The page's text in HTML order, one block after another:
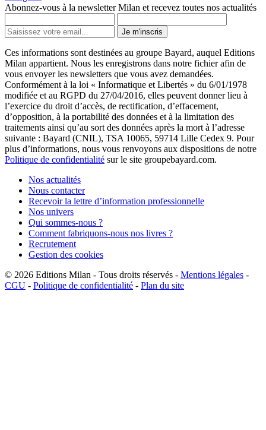
Abonnez-vous à la newsletter Milan et recevez toutes nos actualités
Je m'inscris
Ces informations sont destinées au groupe Bayard, auquel Editions
Milan appartient. Nous les enregistrons dans notre fichier afin de
vous envoyer les newsletters que vous avez demandées.
Conformément à la loi « Informatique et Libertés » du 6/01/1978
modifiée et au RGPD du 27/04/2016, elles peuvent donner lieu à
l’exercice du droit d’accès, de rectification, d’effacement,
d’opposition, à la portabilité des données et à la limitation des
traitements ainsi qu’au sort des données après la mort à l’adresse
suivante : Bayard (CNIL), TSA 10065, 59714 Lille Cedex 9. Pour
plus d’informations, nous vous renvoyons aux dispositions de notre
Politique de confidentialité sur le site groupebayard.com.
Nos actualités
Nous contacter
Recevoir la lettre d’information professionnelle
Nos univers
Qui sommes-nous ?
Comment fabriquons-nous nos livres ?
Recrutement
Gestion des cookies
© 2026 Editions Milan - Tous droits réservés - Mentions légales -
CGU - Politique de confidentialité - Plan du site